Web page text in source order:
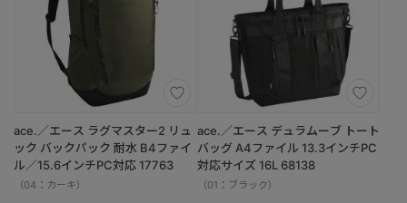
ace.／エース ラグマスター2 リュ
ック バックパック 耐水 B4ファイ
ル／15.6インチPC対応 17763
（04：カーキ）
ace.／エース デュラムーブ トート
バッグ A4ファイル 13.3インチPC
対応サイズ 16L 68138
（01：ブラック）